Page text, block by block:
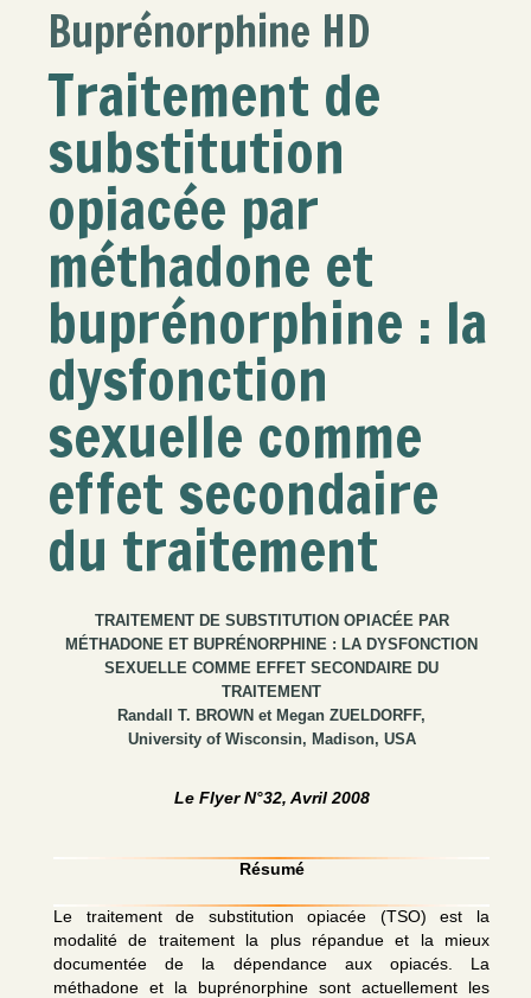
Buprénorphine HD
Traitement de
substitution
opiacée par
méthadone et
buprénorphine : la
dysfonction
sexuelle comme
effet secondaire
du traitement
TRAITEMENT DE SUBSTITUTION OPIACÉE PAR
MÉTHADONE ET BUPRÉNORPHINE : LA DYSFONCTION
SEXUELLE COMME EFFET SECONDAIRE DU
TRAITEMENT
Randall T. BROWN et Megan ZUELDORFF,
University of Wisconsin, Madison, USA
Le Flyer N°32, Avril 2008
Résumé
Le traitement de substitution opiacée (TSO) est la
modalité de traitement la plus répandue et la mieux
documentée de la dépendance aux opiacés. La
méthadone et la buprénorphine sont actuellement les